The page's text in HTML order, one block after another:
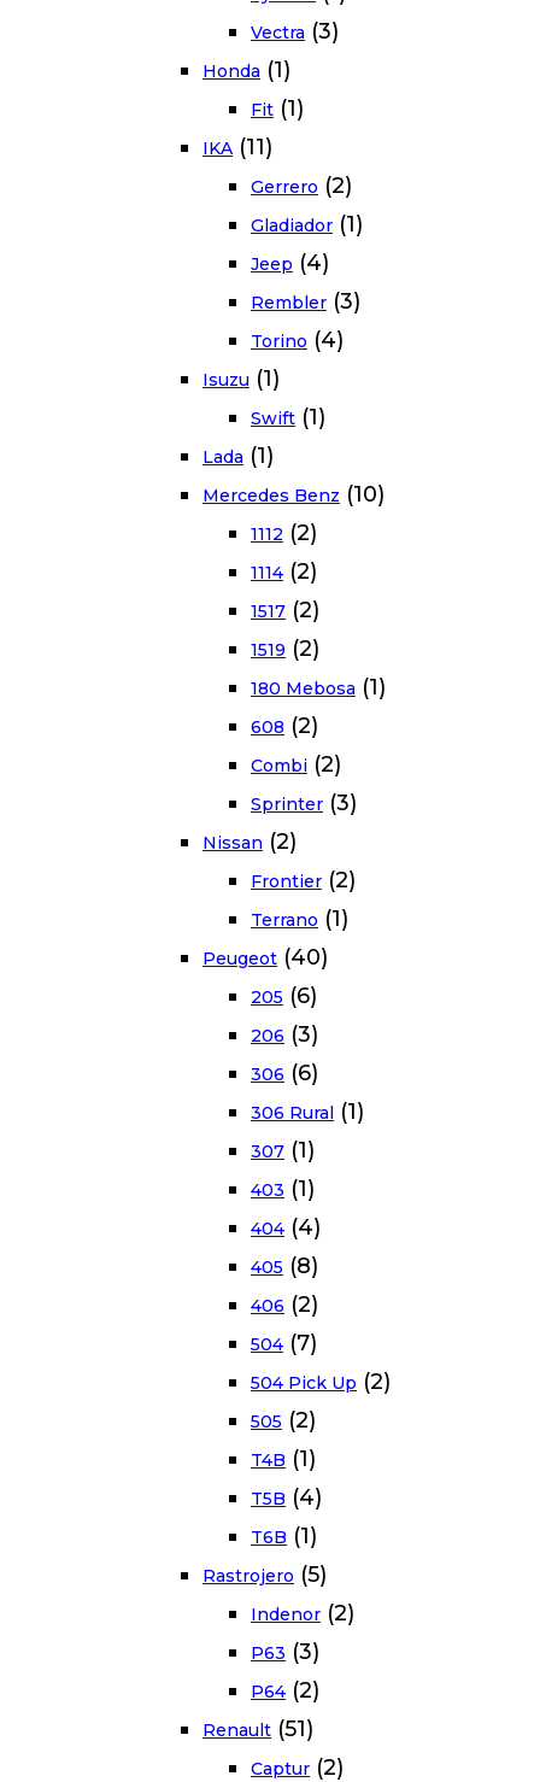
Vectra (3)
Honda (1)
Fit (1)
IKA (11)
Gerrero (2)
Gladiador (1)
Jeep (4)
Rembler (3)
Torino (4)
Isuzu (1)
Swift (1)
Lada (1)
Mercedes Benz (10)
1112 (2)
1114 (2)
1517 (2)
1519 (2)
180 Mebosa (1)
608 (2)
Combi (2)
Sprinter (3)
Nissan (2)
Frontier (2)
Terrano (1)
Peugeot (40)
205 (6)
206 (3)
306 (6)
306 Rural (1)
307 (1)
403 (1)
404 (4)
405 (8)
406 (2)
504 (7)
504 Pick Up (2)
505 (2)
T4B (1)
T5B (4)
T6B (1)
Rastrojero (5)
Indenor (2)
P63 (3)
P64 (2)
Renault (51)
Captur (2)